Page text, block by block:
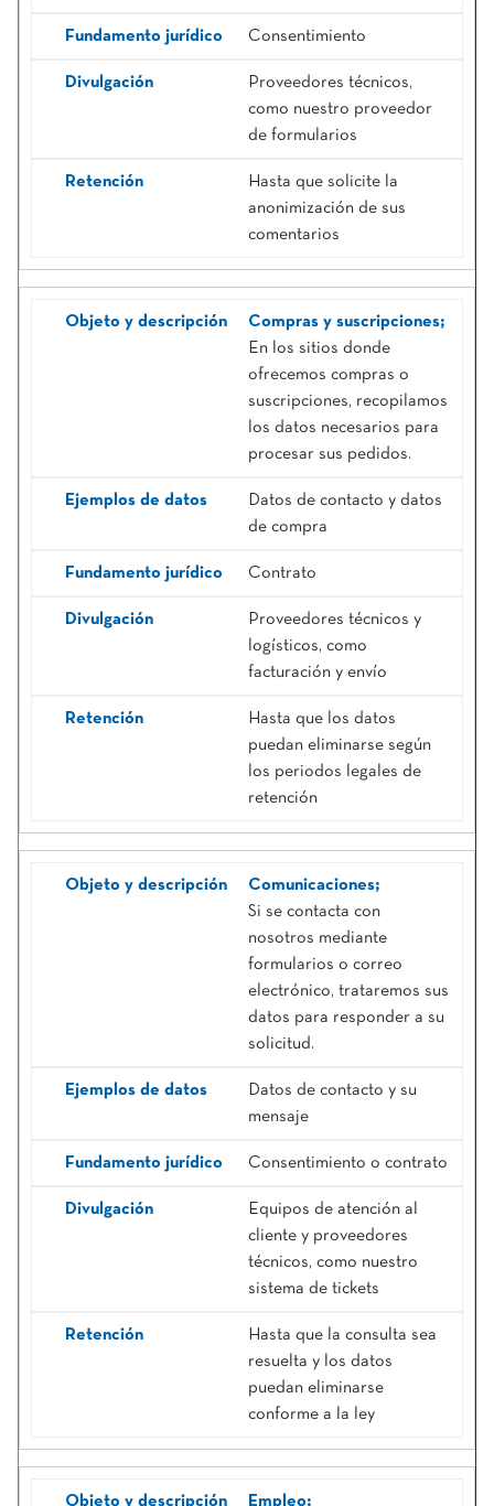
Consentimiento
Proveedores técnicos,
como nuestro proveedor
de formularios
Hasta que solicite la
anonimización de sus
comentarios
Compras y suscripciones;
En los sitios donde
ofrecemos compras o
suscripciones, recopilamos
los datos necesarios para
procesar sus pedidos.
Datos de contacto y datos
de compra
Contrato
Proveedores técnicos y
logísticos, como
facturación y envío
Hasta que los datos
puedan eliminarse según
los periodos legales de
retención
Comunicaciones;
Si se contacta con
nosotros mediante
formularios o correo
electrónico, trataremos sus
datos para responder a su
solicitud.
Datos de contacto y su
mensaje
Consentimiento o contrato
Equipos de atención al
cliente y proveedores
técnicos, como nuestro
sistema de tickets
Hasta que la consulta sea
resuelta y los datos
puedan eliminarse
conforme a la ley
Empleo;